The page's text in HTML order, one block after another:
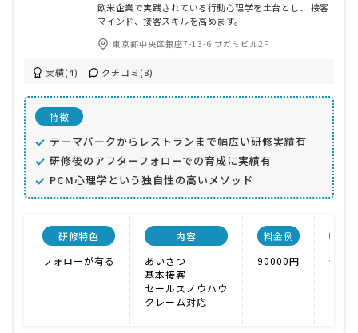
欧米企業で実践されている行動心理学を土台とし、 接客
マインド、接客スキルを高めます。
東京都中央区銀座7-13-6 サガミビル2F
実績(4) クチコミ(8)
特徴
テーマパークからレストランまで幅広い研修実績有
研修後のアフターフォローでの育成に実績有
PCM心理学という独自性の高いメソッド
研修特色
フォローが有る
内容
あいさつ
基本接客
セールスノウハウ
クレーム対応
料金例
90000円
価格